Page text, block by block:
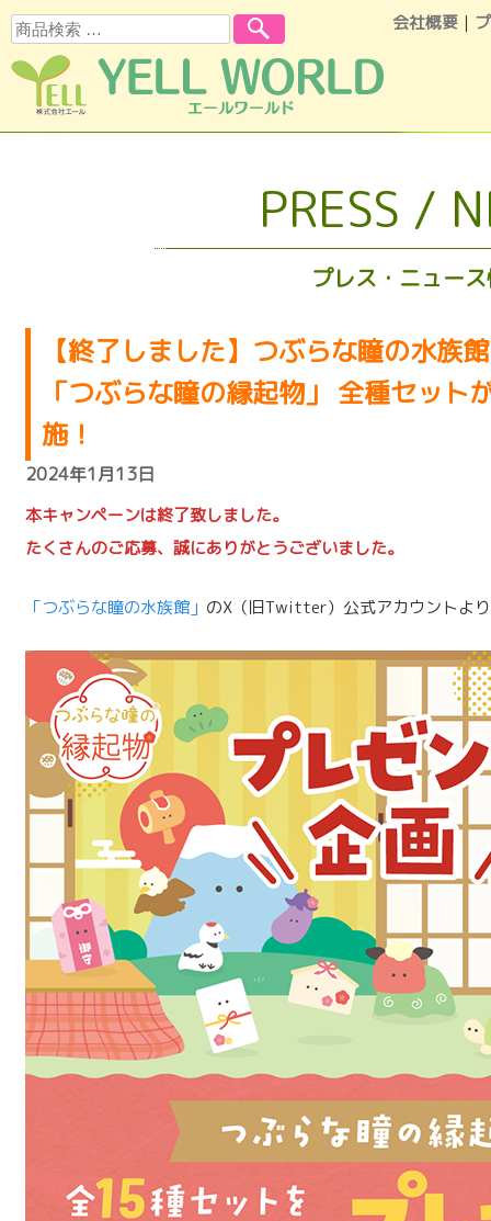
会社概要 ｜
検索
PRESS /
プレス・ニュー
【終了しました】つぶらな瞳の水族
「つぶらな瞳の縁起物」 全種セッ
施！
2024年1月13日
本キャンペーンは終了致しました。
たくさんのご応募、誠にありがとうございました。
「つぶらな瞳の水族館」 のX（旧Twitter）公式アカウントよ